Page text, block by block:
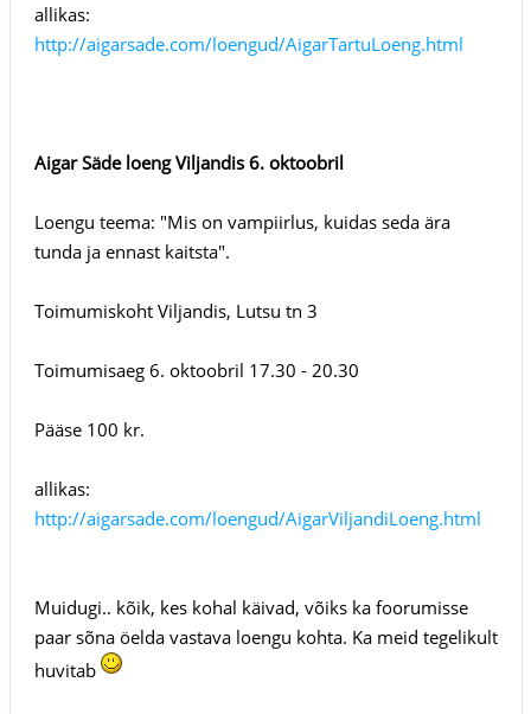
allikas:
http://aigarsade.com/loengud/AigarTartuLoeng.html
Aigar Säde loeng Viljandis 6. oktoobril
Loengu teema: "Mis on vampiirlus, kuidas seda ära
tunda ja ennast kaitsta".
Toimumiskoht Viljandis, Lutsu tn 3
Toimumisaeg 6. oktoobril 17.30 - 20.30
Pääse 100 kr.
allikas:
http://aigarsade.com/loengud/AigarViljandiLoeng.html
Muidugi.. kõik, kes kohal käivad, võiks ka foorumisse
paar sõna öelda vastava loengu kohta. Ka meid tegelikult
huvitab